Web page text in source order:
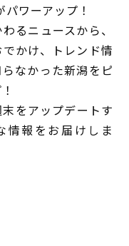
パワーアップ！
るニュースから、
かけ、トレンド情
なかった新潟をピ
をアップデートす
情報をお届けしま